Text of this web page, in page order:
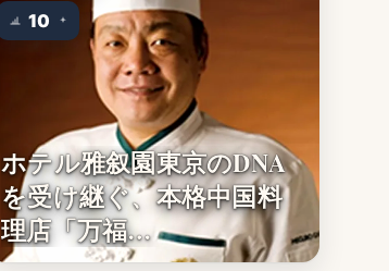
10
ホテル雅叙園東京のDNA
を受け継ぐ、本格中国料
理店「万福…